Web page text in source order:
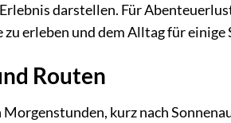
darstellen. Für
erleben und dem Alltag für
Routen
kurz nach